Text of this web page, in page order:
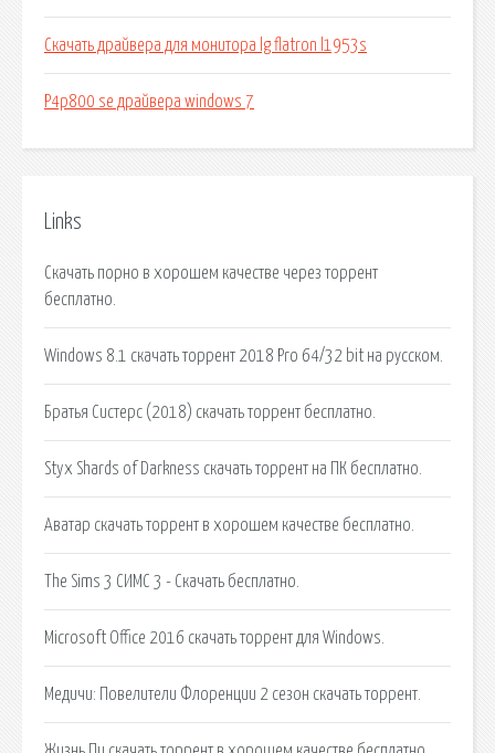
Скачать драйвера для монитора lg flatron l1953s
P4p800 se драйвера windows 7
Links
Скачать порно в хорошем качестве через торрент
бесплатно.
Windows 8.1 скачать торрент 2018 Pro 64/32 bit на русском.
Братья Систерс (2018) скачать торрент бесплатно.
Styx Shards of Darkness скачать торрент на ПК бесплатно.
Аватар скачать торрент в хорошем качестве бесплатно.
The Sims 3 СИМС 3 - Скачать бесплатно.
Microsoft Office 2016 скачать торрент для Windows.
Медичи: Повелители Флоренции 2 сезон скачать торрент.